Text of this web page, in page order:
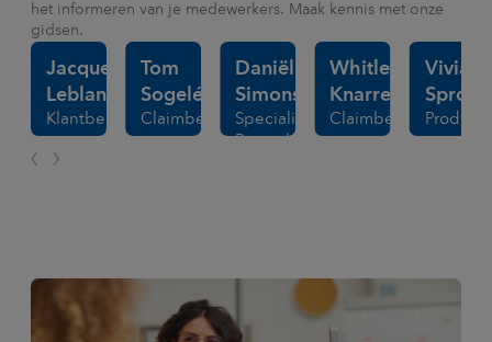
het informeren van je medewerkers. Maak kennis met onze
gidsen.
Jacqueline
Leblanc
Klantbeheerder
Tom
Sogelée
Claimbehandelaar
Daniëlla
Simons
Specialist
Procesbeheersing
Whitley
Knarren
Claimbehandelaar
Vivian